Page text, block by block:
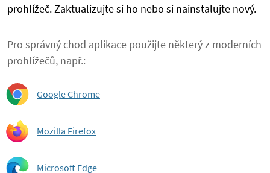
prohlížeč. Zaktualizujte si ho nebo si nainstalujte nový.
Pro správný chod aplikace použijte některý z moderních
prohlížečů, např.:
Google Chrome
Mozilla Firefox
Microsoft Edge